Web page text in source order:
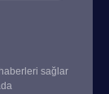
sağlar